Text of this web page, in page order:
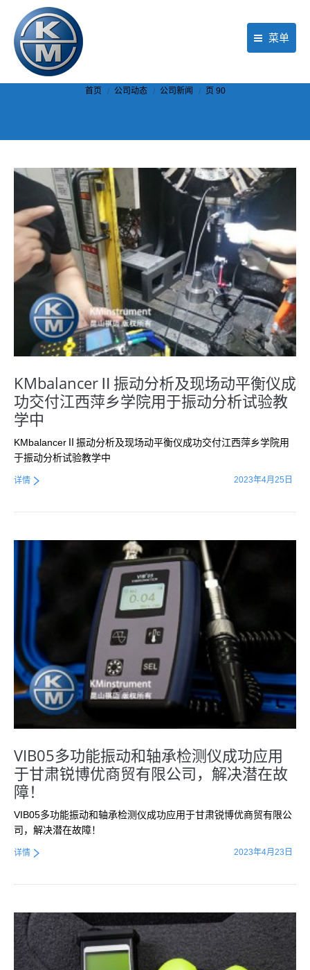
菜单
首页
行业应用
现场服务
公司动态
关于KM
联络我们
你在这里：
首页 公司动态 公司新闻 页 90
KMbalancerⅡ振动分析及现场动平衡仪成
功交付江西萍乡学院用于振动分析试验教
学中
KMbalancerⅡ振动分析及现场动平衡仪成功交付江西萍乡学院用
于振动分析试验教学中
2023年4月25日
详情
VIB05多功能振动和轴承检测仪成功应用
于甘肃锐博优商贸有限公司，解决潜在故
障！
VIB05多功能振动和轴承检测仪成功应用于甘肃锐博优商贸有限公
司，解决潜在故障！
2023年4月23日
详情